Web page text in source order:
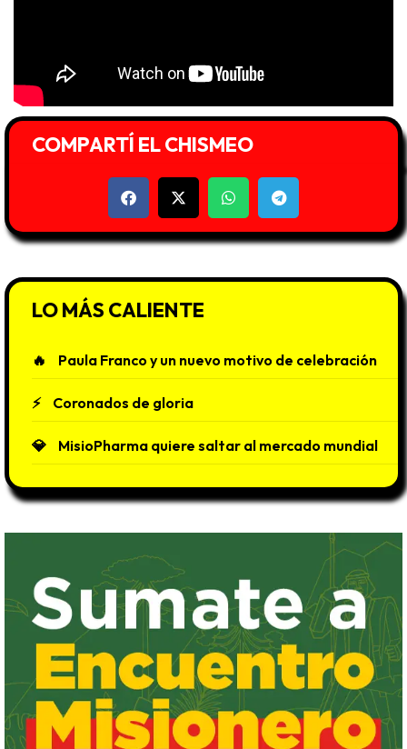
COMPARTÍ EL CHISMEO
LO MÁS CALIENTE
Paula Franco y un nuevo motivo de celebración
Coronados de gloria
MisioPharma quiere saltar al mercado mundial